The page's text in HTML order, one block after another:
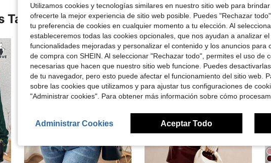
También Vieron
Utilizamos cookies y tecnologías similares en nuestro sitio web para
ofrecerte la mejor experiencia de sitio web posible. Puedes "Rechazar
tu preferencia de cookies en cualquier momento a tu elección. Al
estableceremos todas las cookies opcionales, que nos ayudan a analizar
funcionalidades mejoradas y personalizar el contenido y los anuncios para
de compra con SHEIN. Al seleccionar "Rechazar todo", permites el uso de
necesarias que hacen que nuestro sitio web funcione. Puedes
de tu navegador, pero esto puede afectar el funcionamiento del sitio web.
sobre las cookies que utilizamos y para ajustar tus configuraciones de
"Administrar cookies". Para obtener más información sobre cómo
Administrar Cookies Aceptar Todo